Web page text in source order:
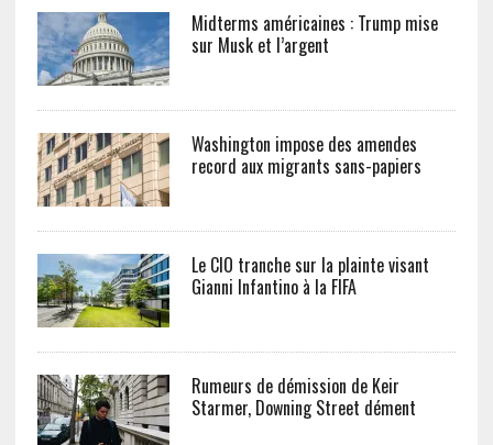
Midterms américaines : Trump mise
sur Musk et l’argent
Washington impose des amendes
record aux migrants sans-papiers
Le CIO tranche sur la plainte visant
Gianni Infantino à la FIFA
Rumeurs de démission de Keir
Starmer, Downing Street dément